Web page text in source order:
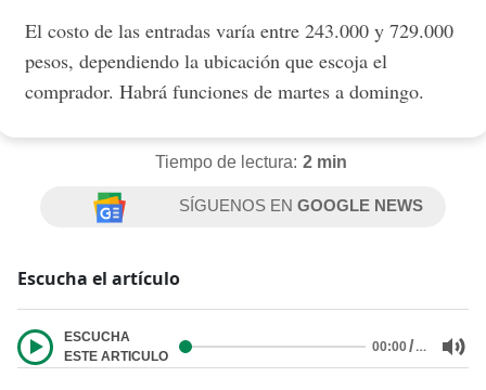
El costo de las entradas varía entre 243.000 y 729.000
pesos, dependiendo la ubicación que escoja el
comprador. Habrá funciones de martes a domingo.
Tiempo de lectura: 2 min
SÍGUENOS ENGOOGLE NEWS
Escucha el artículo
ESCUCHA
ESTE ARTICULO
00:00/…